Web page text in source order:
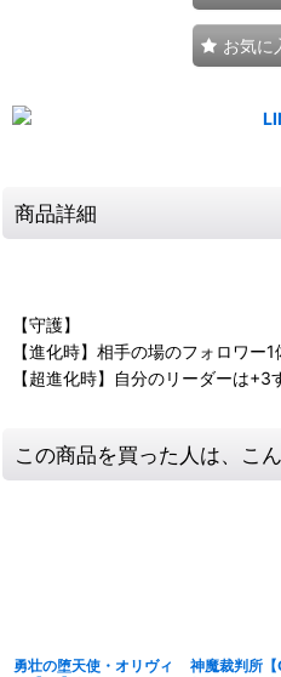
お気に
商品詳細
【守護】
【進化時】相手の場のフォロワー
【超進化時】自分のリーダーは+3
この商品を買った人は、こ
勇壮の堕天使・オリヴィ
神魔裁判所【